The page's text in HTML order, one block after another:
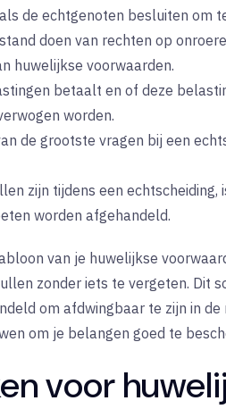
de echtgenoten besluiten om
doen van rechten op
huwelijkse voorwaarden.
betaalt en of deze
worden.
de grootste vragen bij een
zijn tijdens een echtscheiding,
worden afgehandeld.
van je huwelijkse
zonder iets te vergeten. Dit
om afdwingbaar te zijn in
om je belangen goed te
voor